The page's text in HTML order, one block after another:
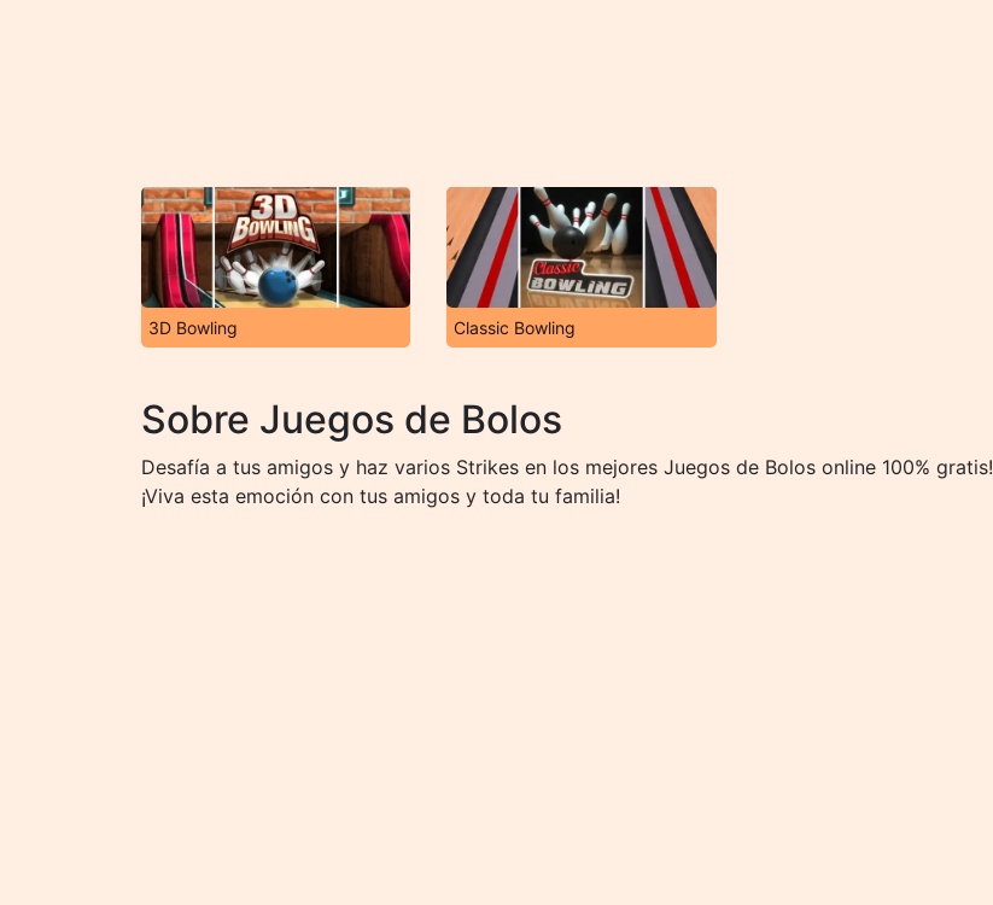
3D Bowling Classic Bowling
Sobre Juegos de Bolos
Desafía a tus amigos y haz varios Strikes en los mejores Juegos de Bolos online 100% gratis!
¡Viva esta emoción con tus amigos y toda tu familia!